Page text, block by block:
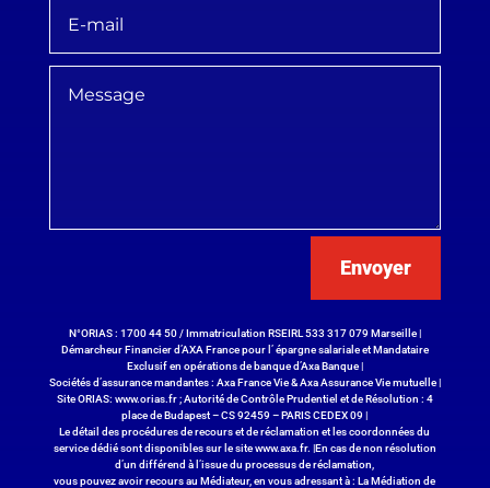
Envoyer
N°ORIAS : 1700 44 50 / Immatriculation RSEIRL 533 317 079 Marseille |
Démarcheur Financier d’AXA France pour l’ épargne salariale et Mandataire
Exclusif en opérations de banque d’Axa Banque |
Sociétés d’assurance mandantes : Axa France Vie & Axa Assurance Vie mutuelle |
Site ORIAS: www.orias.fr; Autorité de Contrôle Prudentiel et de Résolution : 4
place de Budapest – CS 92459 – PARIS CEDEX 09 |
Le détail des procédures de recours et de réclamation et les coordonnées du
service dédié sont disponibles sur le sitewww.axa.fr. |En cas de non résolution
d’un différend à l’issue du processus de réclamation,
vous pouvez avoir recours au Médiateur, en vous adressant à : La Médiation de